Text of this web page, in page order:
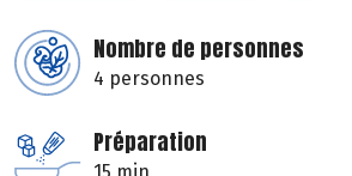
Nombre de personnes
4 personnes
Préparation